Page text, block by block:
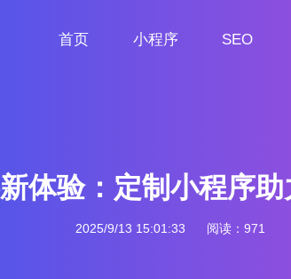
首页
小程序
SEO
体验：定制小程序
2025/9/13 15:01:33 阅读：971